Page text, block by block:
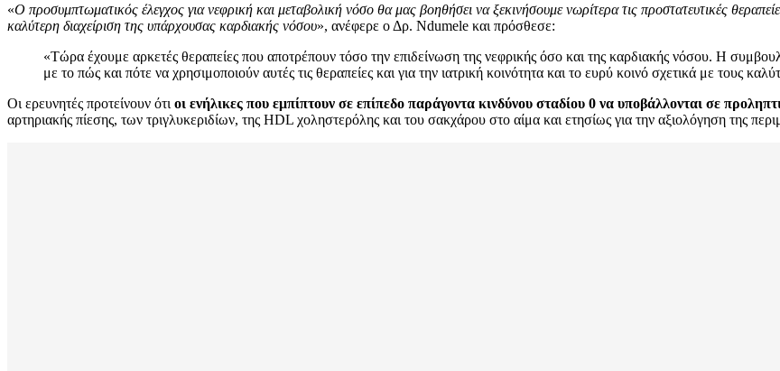
«Ο προσυμπτωματικός έλεγχος για νεφρική και μεταβολική νόσο θα μας βοηθήσει να ξεκινήσουμε νωρίτερα τις προστατευτικές
καλύτερη διαχείριση της υπάρχουσας καρδιακής νόσου», ανέφερε ο Δρ. Ndumele και πρόσθεσε:
«Τώρα έχουμε αρκετές θεραπείες που αποτρέπουν τόσο την επιδείνωση της νεφρικής όσο και της καρδιακής νόσου. Η
με το πώς και πότε να χρησιμοποιούν αυτές τις θεραπείες και για την ιατρική κοινότητα και το ευρύ κοινό σχετικά με τους
Οι ερευνητές προτείνουν ότι οι ενήλικες που εμπίπτουν σε επίπεδο παράγοντα κινδύνου σταδίου 0 να υποβάλλονται σε
αρτηριακής πίεσης, των τριγλυκεριδίων, της HDL χοληστερόλης και του σακχάρου στο αίμα και ετησίως για την αξιολόγηση της